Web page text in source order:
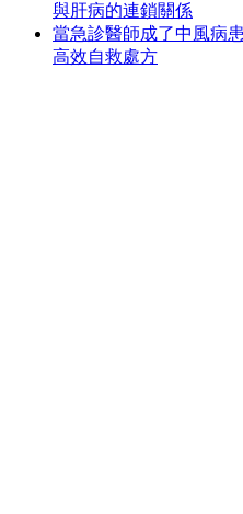
與肝病的連鎖關係
當急診醫師成了中風病
高效自救處方